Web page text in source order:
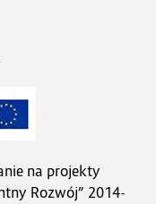
na projekty
Rozwój” 2014-